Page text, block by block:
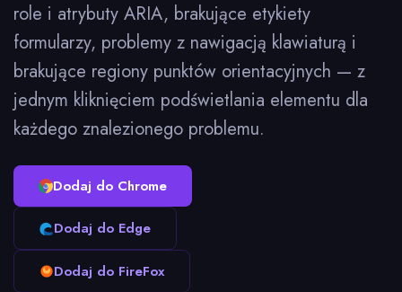
role i atrybuty ARIA, brakujące etykiety
formularzy, problemy z nawigacją klawiaturą i
brakujące regiony punktów orientacyjnych — z
jednym kliknięciem podświetlania elementu dla
każdego znalezionego problemu.
Dodaj do Chrome
Dodaj do Edge
Dodaj do FireFox